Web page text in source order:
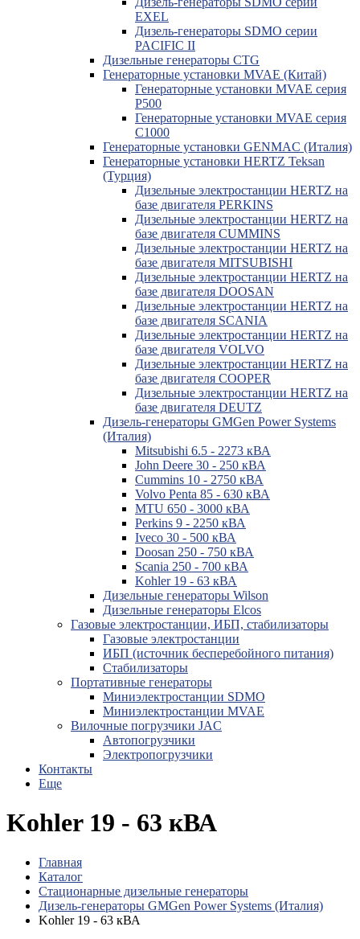
EXEL
Дизель-генераторы SDMO серии
PACIFIC II
Дизельные генераторы CTG
Генераторные установки MVAE (Китай)
Генераторные установки MVAE серия
P500
Генераторные установки MVAE серия
C1000
Генераторные установки GENMAC (Италия)
Генераторные установки HERTZ Teksan
(Турция)
Дизельные электростанции HERTZ на
базе двигателя PERKINS
Дизельные электростанции HERTZ на
базе двигателя CUMMINS
Дизельные электростанции HERTZ на
базе двигателя MITSUBISHI
Дизельные электростанции HERTZ на
базе двигателя DOOSAN
Дизельные электростанции HERTZ на
базе двигателя SCANIA
Дизельные электростанции HERTZ на
базе двигателя VOLVO
Дизельные электростанции HERTZ на
базе двигателя COOPER
Дизельные электростанции HERTZ на
базе двигателя DEUTZ
Дизель-генераторы GMGen Power Systems
(Италия)
Mitsubishi 6.5 - 2273 кВА
John Deere 30 - 250 кВА
Cummins 10 - 2750 кВА
Volvo Penta 85 - 630 кВА
MTU 650 - 3000 кВА
Perkins 9 - 2250 кВА
Iveco 30 - 500 кВА
Doosan 250 - 750 кВА
Scania 250 - 700 кВА
Kohler 19 - 63 кВА
Дизельные генераторы Wilson
Дизельные генераторы Elcos
Газовые электростанции, ИБП, стабилизаторы
Газовые электростанции
ИБП (источник бесперебойного питания)
Стабилизаторы
Портативные генераторы
Миниэлектростанции SDMO
Миниэлектростанции MVAE
Вилочные погрузчики JAC
Авто­погрузчики
Электро­погрузчики
Контакты
Еще
Kohler 19 - 63 кВА
Главная
Каталог
Стационарные дизельные генераторы
Дизель-генераторы GMGen Power Systems (Италия)
Kohler 19 - 63 кВА